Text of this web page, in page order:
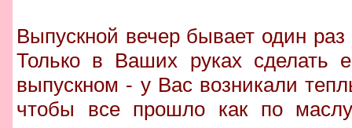
Выпускной вечер бывает один
Только в Ваших руках сделать
выпускном - у Вас возникали
чтобы все прошло как по